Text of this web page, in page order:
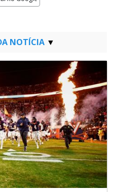
NOTÍCIA